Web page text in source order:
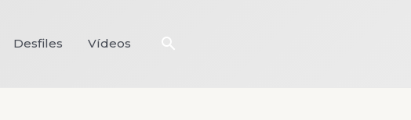
Desfiles Vídeos Pesquisar